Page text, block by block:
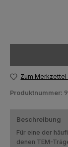
Zum
Produktnummer:
Beschreibung
Für eine der
denen TEM-